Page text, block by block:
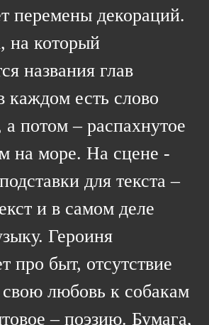
перемены декораций.
на который
названия глав
каждом есть слово
потом – распахнутое
на море. На сцене -
для текста –
и в самом деле
Героиня
про быт, отсутствие
свою любовь к собакам
– поэзию. Бумага,